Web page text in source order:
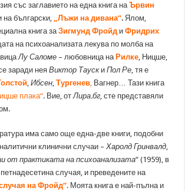
със заглавието на една книга наЪрвин
на български, „Лъжи на дивана“.Ялом,
книга заЗигмунд Фройд иФридрих
на психоанализата лекува по молба на
Лу Саломе – любовница на Рилке, Ницше,
заради неяВиктор ТаускиПол Ре, тя е
,Ибсен,Тургенев, Вагнер… Тази книга
плака“. Вие, отЛира.бг, сте представяли
има само още една-две книги, подобни
клинични случаи –Харолд Гринвалд,
от практиката на психоанализата“ (1959), в
случая, и преведените на
на Фройд“. Моята книга е най-пълна и